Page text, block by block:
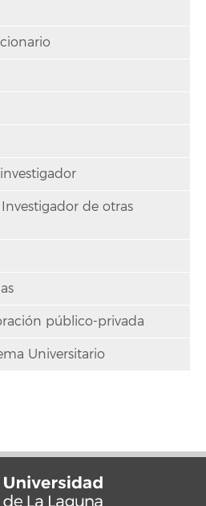
de otras
público-privada
Universitario